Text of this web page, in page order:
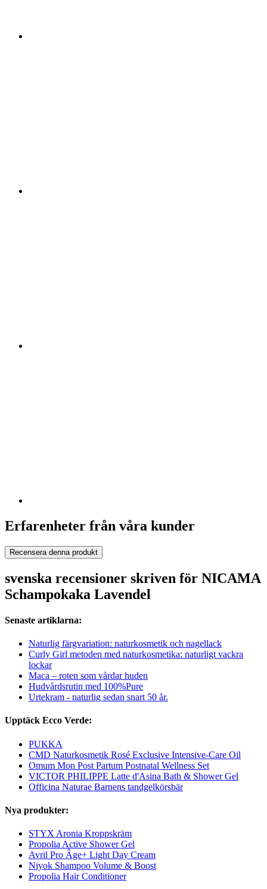
Erfarenheter från våra kunder
Recensera denna produkt
svenska recensioner skriven för NICAMA
Schampokaka Lavendel
Senaste artiklarna:
Naturlig färgvariation: naturkosmetik och nagellack
Curly Girl metoden med naturkosmetika: naturligt vackra
lockar
Maca – roten som vårdar huden
Hudvårdsrutin med 100%Pure
Urtekram - naturlig sedan snart 50 år.
Upptäck Ecco Verde:
PUKKA
CMD Naturkosmetik Rosé Exclusive Intensive-Care Oil
Omum Mon Post Partum Postnatal Wellness Set
VICTOR PHILIPPE Latte d'Asina Bath & Shower Gel
Officina Naturae Barnens tandgelkörsbär
Nya produkter:
STYX Aronia Kroppskräm
Propolia Active Shower Gel
Avril Pro Âge+ Light Day Cream
Niyok Shampoo Volume & Boost
Propolia Hair Conditioner